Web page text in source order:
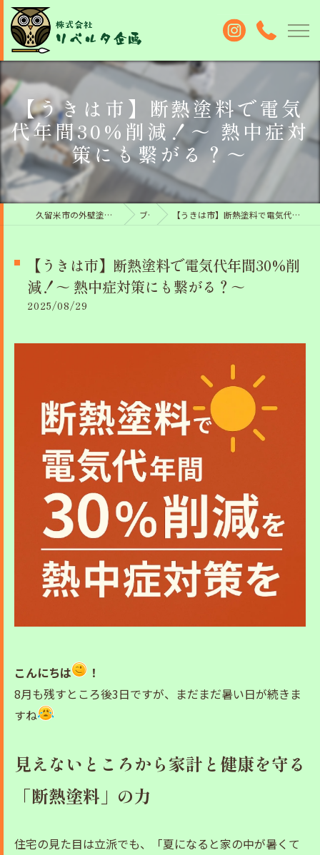
【うきは市】断熱塗料で電気
代年間30%削減！～ 熱中症対
策にも繋がる？～
久留米市の外壁塗装なら株式会社リベルタ企画 ブログ 【うきは市】断熱塗料で電気代年間30%削減！～ 熱中症対策にも繋がる？～
【うきは市】断熱塗料で電気代年間30%削
減！～ 熱中症対策にも繋がる？～
2025/08/29
こんにちは
！
8月も残すところ後3日ですが、まだまだ暑い日が続きま
すね
見えないところから家計と健康を守る
「断熱塗料」の力
住宅の見た目は立派でも、「夏になると家の中が暑くて